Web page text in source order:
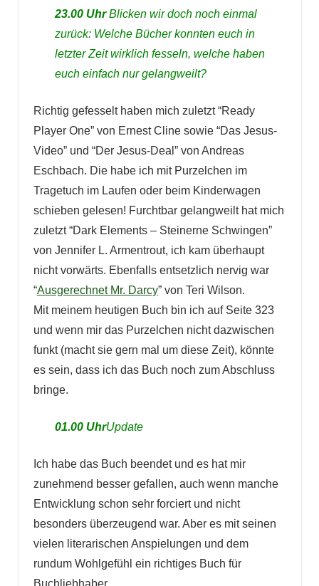
23.00 UhrBlicken wir doch noch einmal
zurück: Welche Bücher konnten euch in
letzter Zeit wirklich fesseln, welche haben
euch einfach nur gelangweilt?
Richtig gefesselt haben mich zuletzt “Ready
Player One” von Ernest Cline sowie “Das Jesus-
Video” und “Der Jesus-Deal” von Andreas
Eschbach. Die habe ich mit Purzelchen im
Tragetuch im Laufen oder beim Kinderwagen
schieben gelesen! Furchtbar gelangweilt hat mich
zuletzt “Dark Elements – Steinerne Schwingen”
von Jennifer L. Armentrout, ich kam überhaupt
nicht vorwärts. Ebenfalls entsetzlich nervig war
“Ausgerechnet Mr. Darcy” von Teri Wilson.
Mit meinem heutigen Buch bin ich auf Seite 323
und wenn mir das Purzelchen nicht dazwischen
funkt (macht sie gern mal um diese Zeit), könnte
es sein, dass ich das Buch noch zum Abschluss
bringe.
01.00 UhrUpdate
Ich habe das Buch beendet und es hat mir
zunehmend besser gefallen, auch wenn manche
Entwicklung schon sehr forciert und nicht
besonders überzeugend war. Aber es mit seinen
vielen literarischen Anspielungen und dem
rundum Wohlgefühl ein richtiges Buch für